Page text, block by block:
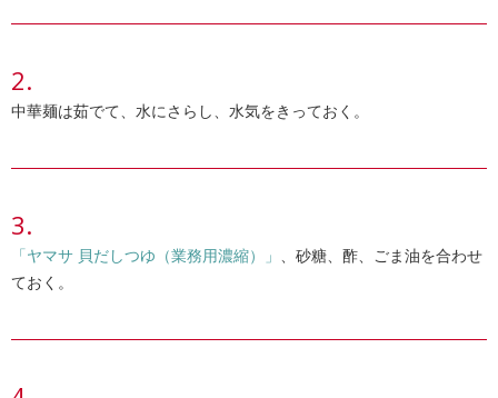
中華麺は茹でて、水にさらし、水気をきっておく。
「ヤマサ 貝だしつゆ（業務用濃縮）」 、砂糖、酢、ごま油を合わせ
ておく。